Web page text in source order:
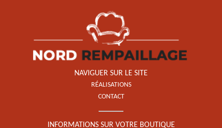
NAVIGUER SUR LE SITE
RÉALISATIONS
CONTACT
INFORMATIONS SUR VOTRE BOUTIQUE